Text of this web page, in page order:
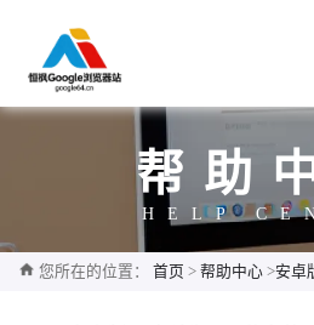
帮助
HELP
您所在的位置： 首页 > 帮助中心 >安卓版